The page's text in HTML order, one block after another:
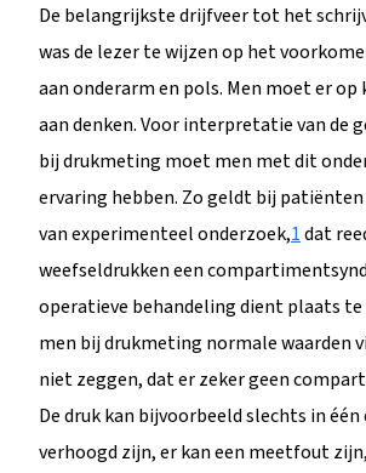
De belangrijkste drijfveer tot het
was de lezer te wijzen op het
aan onderarm en pols. Men moet er
aan denken. Voor interpretatie van de
bij drukmeting moet men met dit
ervaring hebben. Zo geldt bij
van experimenteel onderzoek,1dat
weefseldrukken een
operatieve behandeling dient plaats te
men bij drukmeting normale waarden
niet zeggen, dat er zeker geen
De druk kan bijvoorbeeld slechts in
verhoogd zijn, er kan een meetfout